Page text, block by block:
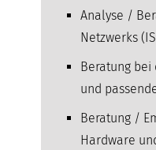
Analyse /
Netzwerks
Beratung
und
Beratung /
Hardware